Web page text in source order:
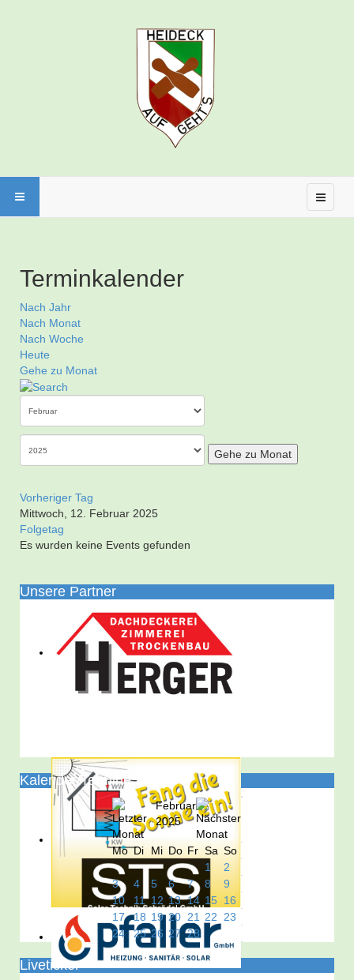
Terminkalender
Nach Jahr
Nach Monat
Nach Woche
Heute
Gehe zu Monat
Gehe zu Monat
Vorheriger Tag
Mittwoch, 12. Februar 2025
Folgetag
Es wurden keine Events gefunden
Unsere Partner
Kalender/Termine
Februar
2025
Mo Di Mi Do Fr Sa So
1
2
3
4 5 6 7 8
9
10
11 12 13 14 15 16
17
18 19 20 21 22 23
24
25 26 27 28
Liveticker